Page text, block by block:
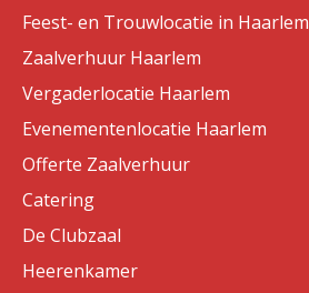
Feest- en Trouwlocatie in Haarlem
Zaalverhuur Haarlem
Vergaderlocatie Haarlem
Evenementenlocatie Haarlem
Offerte Zaalverhuur
Catering
De Clubzaal
Heerenkamer